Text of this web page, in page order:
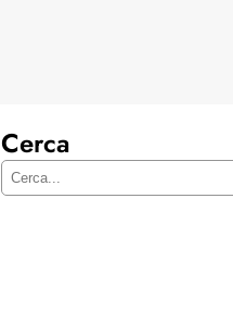
Cerca
C